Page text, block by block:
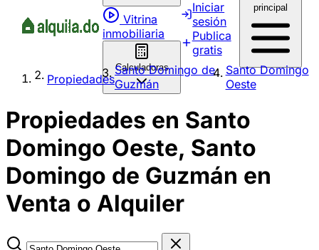
Vitrina
inmobiliaria
Calculadoras
Iniciar
sesión
Publica
gratis
principal
Propiedades
Santo Domingo de
Guzmán
Santo Domingo
Oeste
Propiedades en Santo
Domingo Oeste, Santo
Domingo de Guzmán en
Venta o Alquiler